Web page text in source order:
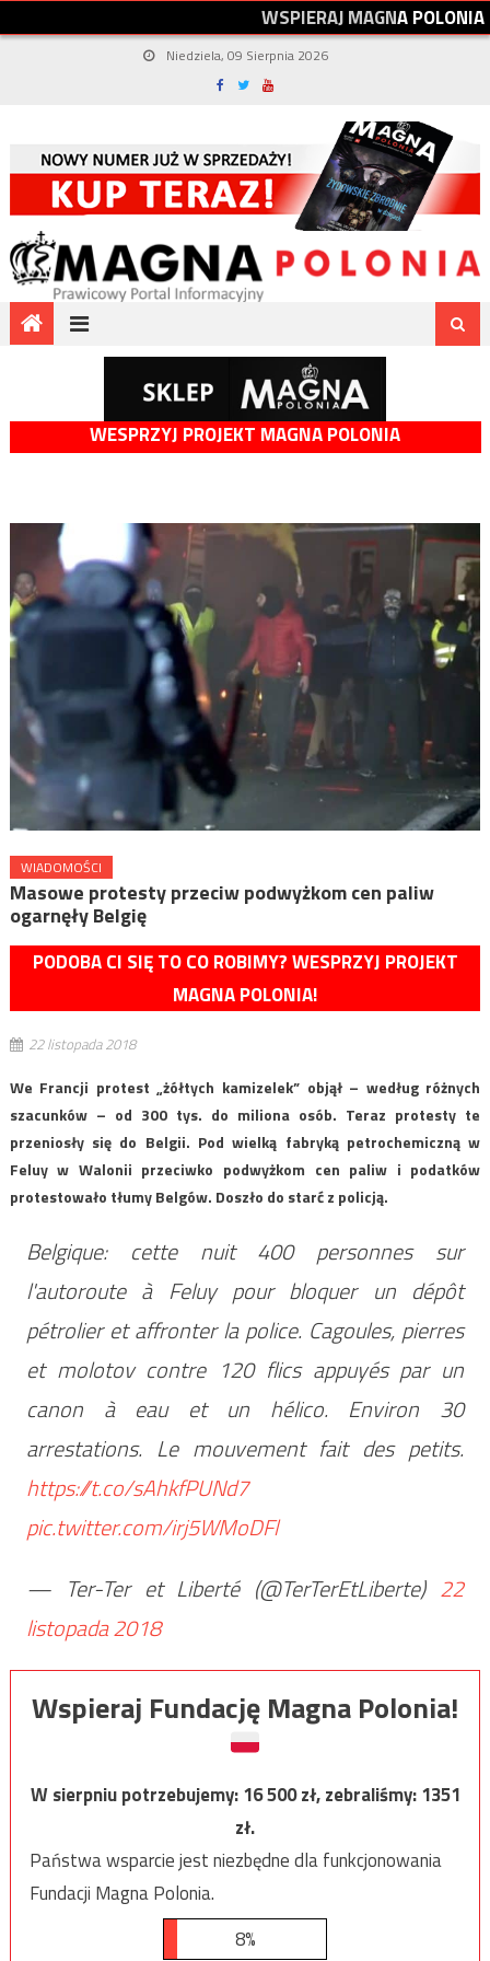
WSPIERAJMAGNAPOLONIA
Niedziela, 09 Sierpnia 2026
WESPRZYJ PROJEKT MAGNA POLONIA
WIADOMOŚCI
Masowe protesty przeciw podwyżkom cen paliw
ogarnęły Belgię
PODOBA CI SIĘ TO CO ROBIMY? WESPRZYJ PROJEKT
MAGNA POLONIA!
22 listopada 2018
We Francji protest „żółtych kamizelek” objął – według różnych
szacunków – od 300 tys. do miliona osób. Teraz protesty te
przeniosły się do Belgii. Pod wielką fabryką petrochemiczną w
Feluy w Walonii przeciwko podwyżkom cen paliw i podatków
protestowało tłumy Belgów. Doszło do starć z policją.
Belgique: cette nuit 400 personnes sur
l'autoroute à Feluy pour bloquer un dépôt
pétrolier et affronter la police. Cagoules, pierres
et molotov contre 120 flics appuyés par un
canon à eau et un hélico. Environ 30
arrestations. Le mouvement fait des petits.
https://t.co/sAhkfPUNd7
pic.twitter.com/irj5WMoDFl
— Ter-Ter et Liberté (@TerTerEtLiberte) 22
listopada 2018
Wspieraj Fundację Magna Polonia!
W sierpniu potrzebujemy:16 500zł, zebraliśmy:1351
zł.
Państwa wsparcie jest niezbędne dla funkcjonowania
Fundacji Magna Polonia.
8%